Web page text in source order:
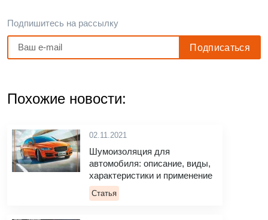
Подпишитесь на рассылку
Похожие новости:
02.11.2021
Шумоизоляция для
автомобиля: описание, виды,
характеристики и применение
Статья